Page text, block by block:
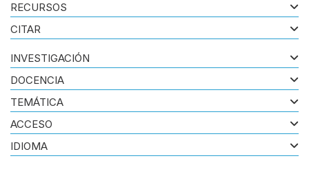
RECURSOS
CITAR
INVESTIGACIÓN
DOCENCIA
TEMÁTICA
ACCESO
IDIOMA